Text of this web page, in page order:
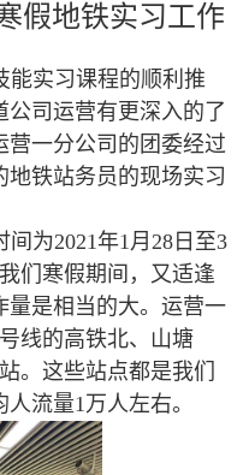
假地铁实习工作
能实习课程的顺利推
司运营有更深入的了
营一分公司的团委经过
地铁站务员的现场实习
间为2021年1月28 日至3
我们寒假期间，又适逢
量是相当的大。运营一
号线的高铁北、山塘
。这些站点都是我们
人流量1万人左右。